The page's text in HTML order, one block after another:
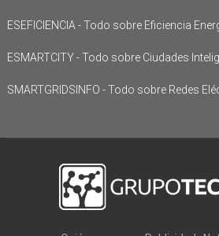
ESEFICIENCIA - Todo sobre Eficiencia
ESMARTCITY - Todo sobre Ciudades
SMARTGRIDSINFO - Todo sobre Redes